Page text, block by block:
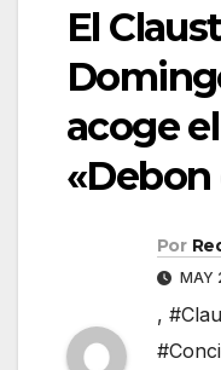
El
acoge
«Debon
Por
MAY
,